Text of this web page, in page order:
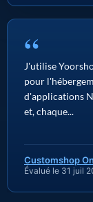
“
J'utilise
pour
d'applications
et, chaque...
Customshop
Évalué le 31 juil